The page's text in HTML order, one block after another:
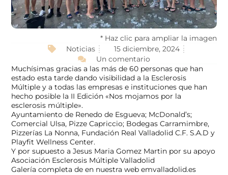
* Haz clic para ampliar la imagen
Noticias
15 diciembre, 2024
Un comentario
Muchísimas gracias a las más de 60 personas que han
estado esta tarde dando visibilidad a la Esclerosis
Múltiple y a todas las empresas e instituciones que han
hecho posible la II Edición «Nos mojamos por la
esclerosis múltiple».
Ayuntamiento de Renedo de Esgueva; McDonald’s;
Comercial Ulsa, Pizze Capriccio; Bodegas Carramimbre,
Pizzerías La Nonna, Fundación Real Valladolid C.F. S.A.D y
Playfit Wellness Center.
Y por supuesto aJesus Maria Gomez Martin por su apoyo
Asociación Esclerosis Múltiple Valladolid
Galería completa de en nuestra web emvalladolid.es